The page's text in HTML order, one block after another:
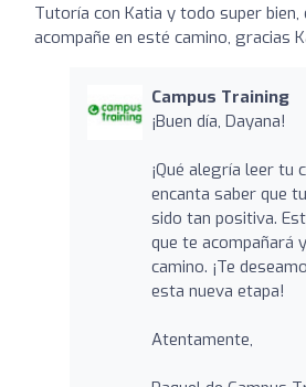
Tutoría con Katia y todo super bien,
acompañe en esté camino, gracias
Campus Training
¡Buen día, Dayana!
¡Qué alegría leer tu
encanta saber que
sido tan positiva.
que te acompañará
camino. ¡Te
esta nueva etapa!
Atentamente,